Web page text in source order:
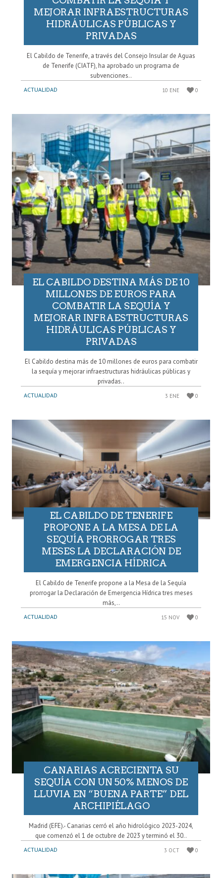
MEJORAR INFRAESTRUCTURAS
HIDRÁULICAS PÚBLICAS Y
PRIVADAS
El Cabildo de Tenerife, a través del Consejo Insular de Aguas
de Tenerife (CIATF), ha aprobado un programa de
subvenciones..
ACTUALIDAD 10 ENE 0
EL CABILDO DESTINA MÁS DE 10
MILLONES DE EUROS PARA
COMBATIR LA SEQUÍA Y
MEJORAR INFRAESTRUCTURAS
HIDRÁULICAS PÚBLICAS Y
PRIVADAS
El Cabildo destina más de 10 millones de euros para combatir
la sequía y mejorar infraestructuras hidráulicas públicas y
privadas..
ACTUALIDAD 3 ENE 0
EL CABILDO DE TENERIFE
PROPONE A LA MESA DE LA
SEQUÍA PRORROGAR TRES
MESES LA DECLARACIÓN DE
EMERGENCIA HÍDRICA
El Cabildo de Tenerife propone a la Mesa de la Sequía
prorrogar la Declaración de Emergencia Hídrica tres meses
más,..
ACTUALIDAD 15 NOV 0
CANARIAS ACRECIENTA SU
SEQUÍA CON UN 50% MENOS DE
LLUVIA EN “BUENA PARTE” DEL
ARCHIPIÉLAGO
Madrid (EFE).- Canarias cerró el año hidrológico 2023-2024,
que comenzó el 1 de octubre de 2023 y terminó el 30..
ACTUALIDAD 3 OCT 0